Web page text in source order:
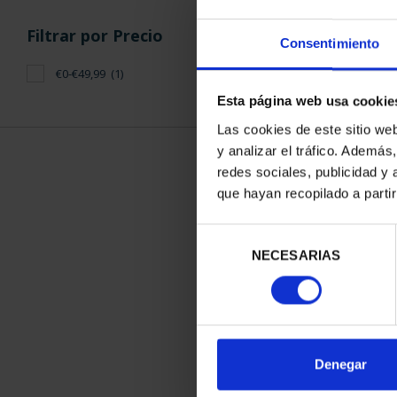
Consentimiento
Esta página web usa
Las cookies de este sitio
y analizar el tráfico.
redes sociales, publicidad y
que hayan recopilado a
consentimiento
NECESARIAS
Denegar
Filtrar por Precio
€0-€49,99 (1)
MEDALLA
ORDENAR POR: